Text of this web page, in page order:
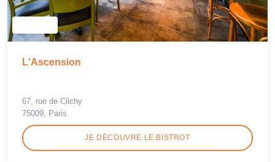
L'Ascension
67, rue de Clichy
75009, Paris
JE DÉCOUVRE LE BISTROT